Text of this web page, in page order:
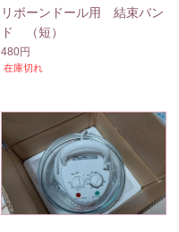
リボーンドール用 結束バン
ド （短）
480円
在庫切れ